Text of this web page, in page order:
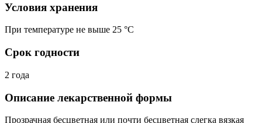
Условия хранения
При температуре не выше 25 °C
Срок годности
2 года
Описание лекарственной формы
Прозрачная бесцветная или почти бесцветная слегка вязкая